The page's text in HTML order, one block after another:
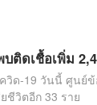
ติดเชื้อเพิ่ม
ด-19 วันนี้ ศูนย์ข้
ชีวิตอีก 33 ราย